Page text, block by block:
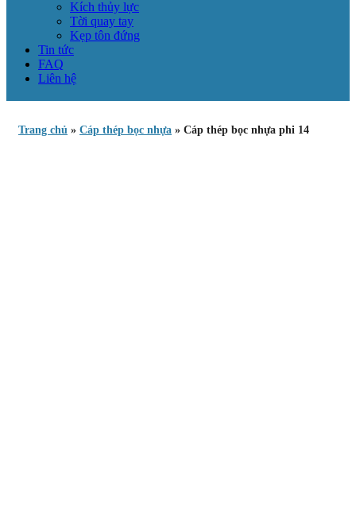
Kích thủy lực
Tời quay tay
Kẹp tôn đứng
Tin tức
FAQ
Liên hệ
Trang chủ » Cáp thép bọc nhựa » Cáp thép bọc nhựa phi 14